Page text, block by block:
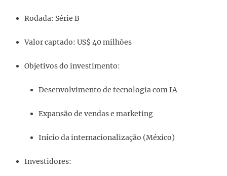
Rodada: Série B
Valor captado: US$ 40 milhões
Objetivos do investimento:
Desenvolvimento de tecnologia com IA
Expansão de vendas e marketing
Início da internacionalização (México)
Investidores: